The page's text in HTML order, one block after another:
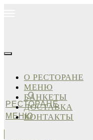
О
РЕСТОРАНЕ
МЕНЮ
О РЕСТОРАНЕ
МЕНЮ
БАНКЕТЫ
ДОСТАВКА
КОНТАКТЫ